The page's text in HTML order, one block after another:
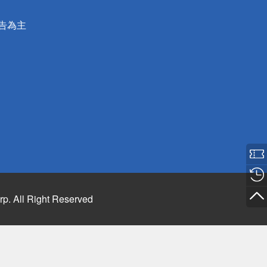
為主
All Right Reserved